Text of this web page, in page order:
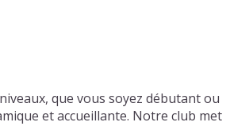
que vous soyez débutant ou
et accueillante. Notre club met